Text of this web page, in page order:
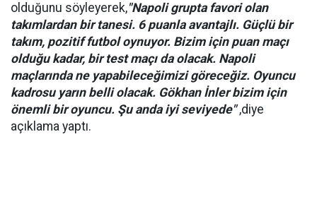
olduğunu söyleyerek,"Napoli grupta favori olan
takımlardan bir tanesi. 6 puanla avantajlı. Güçlü bir
takım, pozitif futbol oynuyor. Bizim için puan maçı
olduğu kadar, bir test maçı da olacak. Napoli
maçlarında ne yapabileceğimizi göreceğiz. Oyuncu
kadrosu yarın belli olacak. Gökhan İnler bizim için
önemli bir oyuncu. Şu anda iyi seviyede",diye
açıklama yaptı.